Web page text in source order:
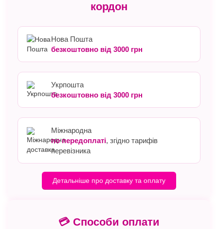
кордон
Нова Пошта
безкоштовно від 3000 грн
Укрпошта
безкоштовно від 3000 грн
Міжнародна
по передоплаті, згідно тарифів
перевізника
Детальніше про доставку та оплату
💳 Способи оплати